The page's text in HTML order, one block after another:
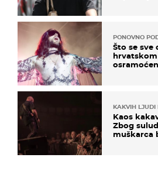
PONOVNO
Što se sve
KAKVIH LJUDI
Kaos
Zbog
muškarca